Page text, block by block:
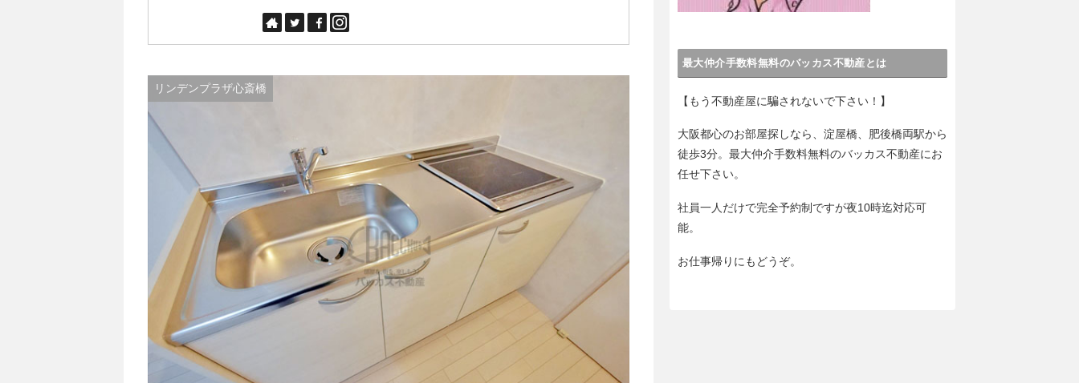
リンデンプラザ心斎橋
最大仲介手数料無料のバッカス不動産とは
【もう不動産屋に騙されないで下さい！】
大阪都心のお部屋探しなら、淀屋橋、肥後橋両駅から
徒歩3分。最大仲介手数料無料のバッカス不動産にお
任せ下さい。
社員一人だけで完全予約制ですが夜10時迄対応可
能。
お仕事帰りにもどうぞ。